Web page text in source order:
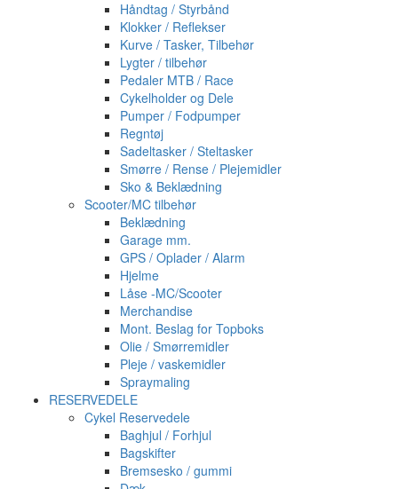
Håndtag / Styrbånd
Klokker / Reflekser
Kurve / Tasker, Tilbehør
Lygter / tilbehør
Pedaler MTB / Race
Cykelholder og Dele
Pumper / Fodpumper
Regntøj
Sadeltasker / Steltasker
Smørre / Rense / Plejemidler
Sko & Beklædning
Scooter/MC tilbehør
Beklædning
Garage mm.
GPS / Oplader / Alarm
Hjelme
Låse -MC/Scooter
Merchandise
Mont. Beslag for Topboks
Olie / Smørremidler
Pleje / vaskemidler
Spraymaling
RESERVEDELE
Cykel Reservedele
Baghjul / Forhjul
Bagskifter
Bremsesko / gummi